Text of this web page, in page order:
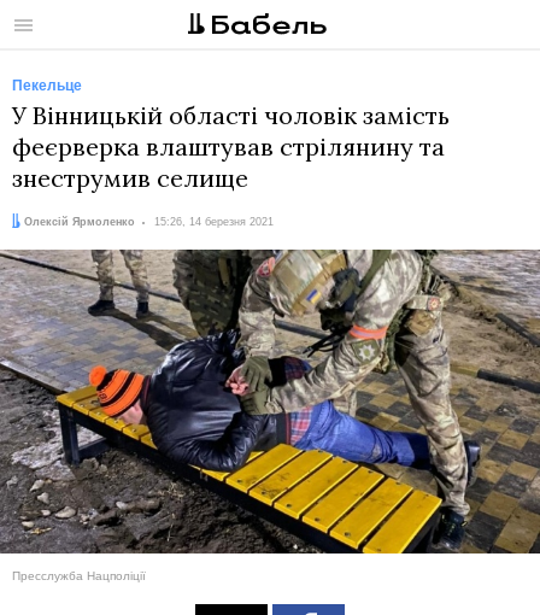
Меню
Пекельце
У Вінницькій області чоловік замість
феєрверка влаштував стрілянину та
знеструмив селище
Автор:
Олексій Ярмоленко
Дата: 15:26, 14 березня 2021
Пресслужба Нацполіції